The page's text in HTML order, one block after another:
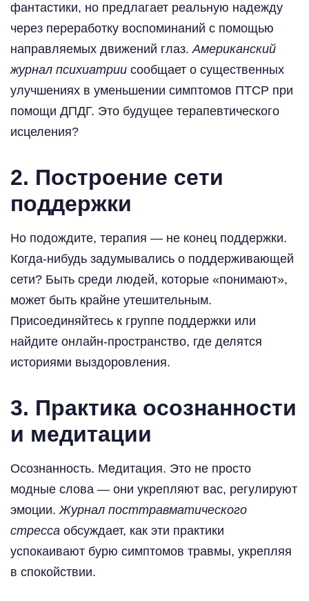
фантастики, но предлагает реальную надежду
через переработку воспоминаний с помощью
направляемых движений глаз.Американский
журнал психиатрии сообщает о существенных
улучшениях в уменьшении симптомов ПТСР при
помощи ДПДГ. Это будущее терапевтического
исцеления?
2. Построение сети
поддержки
Но подождите, терапия — не конец поддержки.
Когда-нибудь задумывались о поддерживающей
сети? Быть среди людей, которые «понимают»,
может быть крайне утешительным.
Присоединяйтесь к группе поддержки или
найдите онлайн-пространство, где делятся
историями выздоровления.
3. Практика осознанности
и медитации
Осознанность. Медитация. Это не просто
модные слова — они укрепляют вас, регулируют
эмоции.Журнал посттравматического
стресса обсуждает, как эти практики
успокаивают бурю симптомов травмы, укрепляя
в спокойствии.